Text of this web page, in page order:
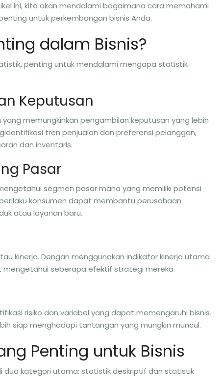
ini, kita akan mendalami bagaimana cara memahami
untuk perkembangan bisnis Anda.
dalam Bisnis?
penting untuk mendalami mengapa statistik
Keputusan
memungkinkan pengambilan keputusan yang lebih
tren penjualan dan preferensi pelanggan,
dan inventaris.
Pasar
segmen pasar mana yang memiliki potensi
konsumen dapat membantu perusahaan
atau layanan baru.
kinerja. Dengan menggunakan indikator kinerja utama
mengetahui seberapa efektif strategi mereka.
risiko dan variabel yang dapat memengaruhi bisnis.
siap menghadapi tantangan yang mungkin muncul.
Penting untuk Bisnis
dua kategori utama: statistik deskriptif dan statistik